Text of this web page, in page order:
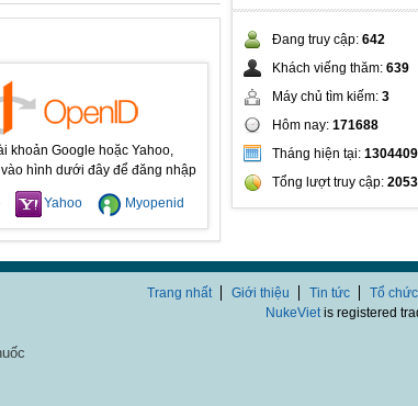
khoản Google hoặc Yahoo,
hình dưới đây để đăng nhập
Yahoo Myopenid
Đang truy cập: 642
Khách viếng thăm: 639
Máy chủ tìm kiếm: 3
Hôm nay: 171688
Tháng hiện tại: 1304409
Tổng lượt truy cập:
Trang nhất Giới thiệu Tin tức Tổ chức
NukeVietis registered